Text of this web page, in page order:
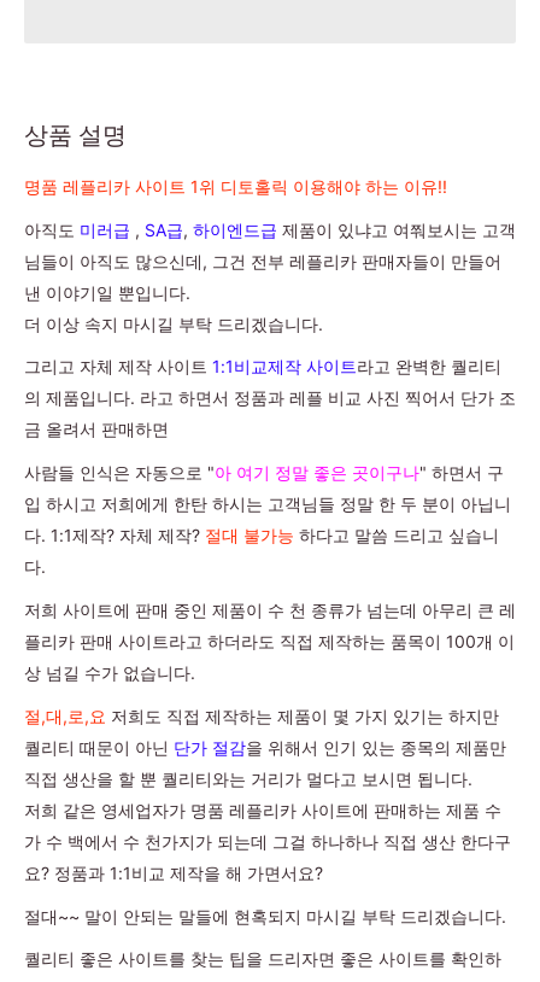
상품 설명
명품 레플리카 사이트 1위 디토홀릭 이용해야 하는 이유!!
아직도 미러급 , SA급, 하이엔드급 제품이 있냐고 여쭤보시는 고객
님들이 아직도 많으신데, 그건 전부 레플리카 판매자들이 만들어
낸 이야기일 뿐입니다.
더 이상 속지 마시길 부탁 드리겠습니다.
그리고 자체 제작 사이트 1:1비교제작 사이트라고 완벽한 퀄리티
의 제품입니다. 라고 하면서 정품과 레플 비교 사진 찍어서 단가 조
금 올려서 판매하면
사람들 인식은 자동으로 "아 여기 정말 좋은 곳이구나" 하면서 구
입 하시고 저희에게 한탄 하시는 고객님들 정말 한 두 분이 아닙니
다. 1:1제작? 자체 제작? 절대 불가능 하다고 말씀 드리고 싶습니
다.
저희 사이트에 판매 중인 제품이 수 천 종류가 넘는데 아무리 큰 레
플리카 판매 사이트라고 하더라도 직접 제작하는 품목이 100개 이
상 넘길 수가 없습니다.
절,대,로,요 저희도 직접 제작하는 제품이 몇 가지 있기는 하지만
퀄리티 때문이 아닌 단가 절감을 위해서 인기 있는 종목의 제품만
직접 생산을 할 뿐 퀄리티와는 거리가 멀다고 보시면 됩니다.
저희 같은 영세업자가 명품 레플리카 사이트에 판매하는 제품 수
가 수 백에서 수 천가지가 되는데 그걸 하나하나 직접 생산 한다구
요? 정품과 1:1비교 제작을 해 가면서요?
절대~~ 말이 안되는 말들에 현혹되지 마시길 부탁 드리겠습니다.
퀄리티 좋은 사이트를 찾는 팁을 드리자면 좋은 사이트를 확인하